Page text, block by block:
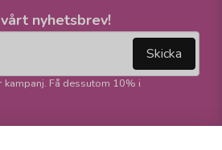
nyhetsbrev!
Skicka
Få dessutom 10% i